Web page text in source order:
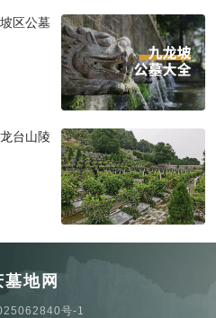
区公墓
台山陵
墓地网
号-1